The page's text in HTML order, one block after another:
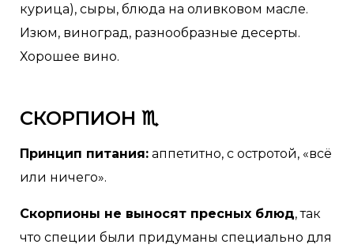
курица), сыры, блюда на оливковом масле.
Изюм, виноград, разнообразные десерты.
Хорошее вино.
СКОРПИОН ♏
Принцип питания: аппетитно, с остротой, «всё
или ничего».
Скорпионы не выносят пресных блюд, так
что специи были придуманы специально для